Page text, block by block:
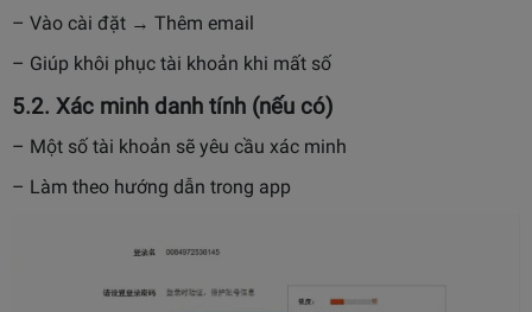
– Vào cài đặt → Thêm email
– Giúp khôi phục tài khoản khi mất số
5.2. Xác minh danh tính (nếu có)
– Một số tài khoản sẽ yêu cầu xác minh
– Làm theo hướng dẫn trong app